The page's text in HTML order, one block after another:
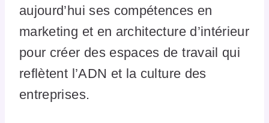
aujourd’hui ses compétences en
marketing et en architecture d’intérieur
pour créer des espaces de travail qui
reflètent l’ADN et la culture des
entreprises.